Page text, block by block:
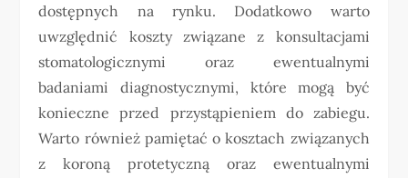
dostępnych na rynku. Dodatkowo warto
uwzględnić koszty związane z konsultacjami
stomatologicznymi oraz ewentualnymi
badaniami diagnostycznymi, które mogą być
konieczne przed przystąpieniem do zabiegu.
Warto również pamiętać o kosztach związanych
z koroną protetyczną oraz ewentualnymi